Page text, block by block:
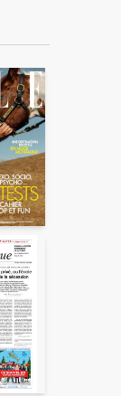
ces
suite à
ami.
indésirable.
utilisées que
consultez